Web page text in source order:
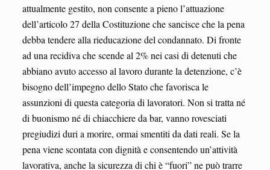
attualmente gestito, non consente a pieno l’attuazione
dell’articolo 27 della Costituzione che sancisce che la pena
debba tendere alla rieducazione del condannato. Di fronte
ad una recidiva che scende al 2% nei casi di detenuti che
abbiano avuto accesso al lavoro durante la detenzione, c’è
bisogno dell’impegno dello Stato che favorisca le
assunzioni di questa categoria di lavoratori. Non si tratta né
di buonismo né di chiacchiere da bar, vanno rovesciati
pregiudizi duri a morire, ormai smentiti da dati reali. Se la
pena viene scontata con dignità e consentendo un’attività
lavorativa, anche la sicurezza di chi è “fuori” ne può trarre